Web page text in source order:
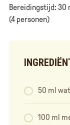
Bereidingstijd: 30
(4 personen)
50 ml
100 ml